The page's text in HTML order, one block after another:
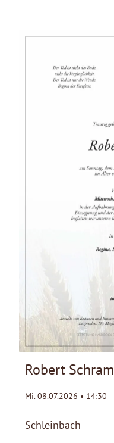
Robert
Mi. 08.07.2026 • 14:30
Schleinbach